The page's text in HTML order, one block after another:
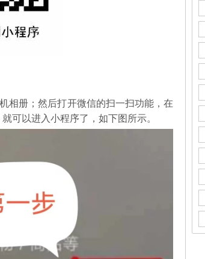
相册；然后打开微信的扫一扫功能，在
可以进入小程序了，如下图所示。